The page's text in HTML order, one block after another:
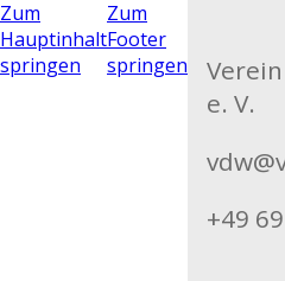
Zum
Hauptinhalt
springen
Zum
Footer
springen
e. V.
+49